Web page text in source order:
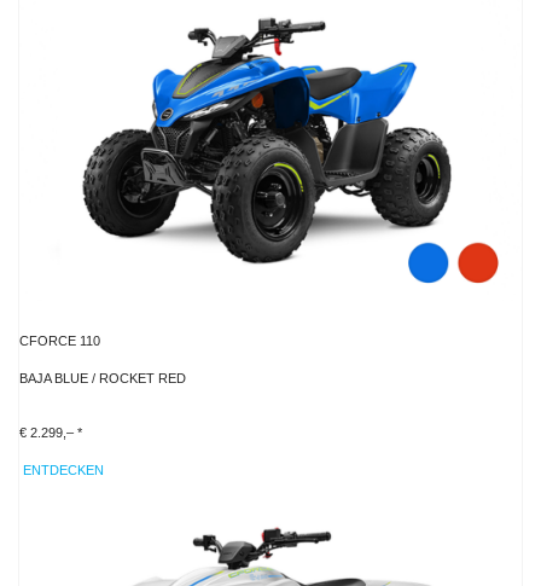
CFORCE 110
BAJA BLUE / ROCKET RED
€ 2.299,– *
ENTDECKEN